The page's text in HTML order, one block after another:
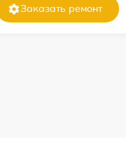
Заказать ремонт